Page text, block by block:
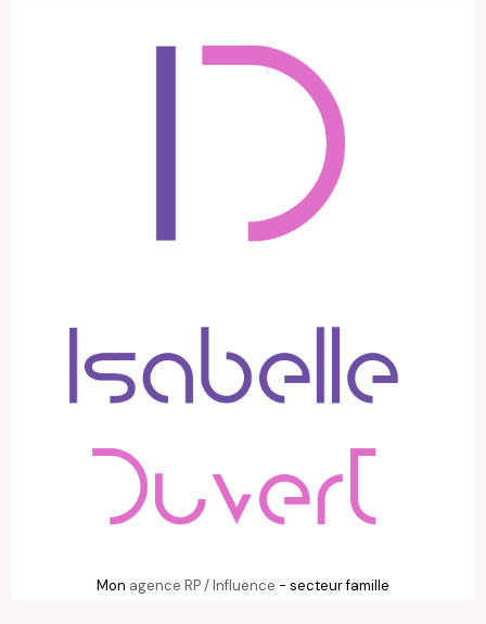
Mon agence RP / Influence - secteur famille